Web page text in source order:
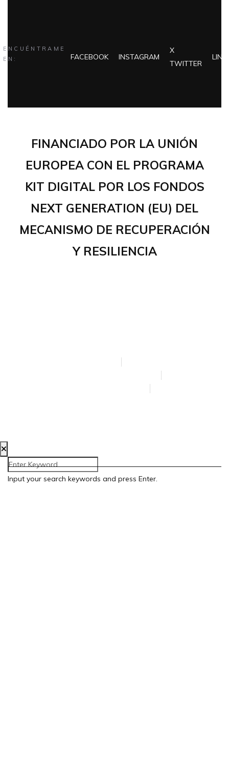
ENCUÉNTRAME
EN:
FACEBOOK INSTAGRAM
X
TWITTER
FINANCIADO POR LA UNIÓN
EUROPEA CON EL PROGRAMA
KIT DIGITAL POR LOS FONDOS
NEXT GENERATION (EU) DEL
MECANISMO DE RECUPERACIÓN
Y RESILIENCIA
Input your search keywords and press Enter.